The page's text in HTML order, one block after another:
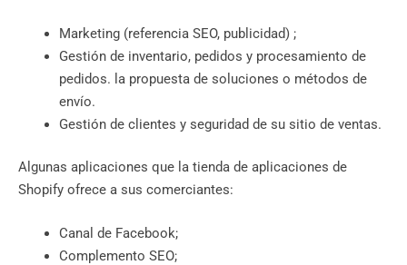
Marketing (referencia SEO, publicidad) ;
Gestión de inventario, pedidos y procesamiento de
pedidos. la propuesta de soluciones o métodos de
envío.
Gestión de clientes y seguridad de su sitio de ventas.
Algunas aplicaciones que la tienda de aplicaciones de
Shopify ofrece a sus comerciantes:
Canal de Facebook;
Complemento SEO;